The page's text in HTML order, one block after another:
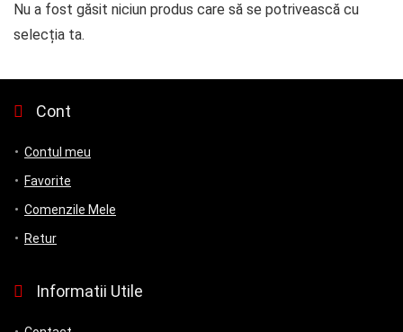
Nu a fost găsit niciun produs care să se potrivească cu
selecția ta.
Cont
Contul meu
Favorite
Comenzile Mele
Retur
Informatii Utile